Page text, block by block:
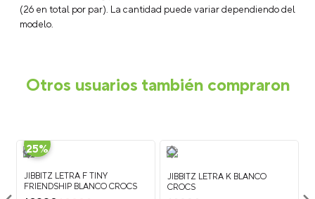
¿Qué son los Jibbitz™?Los Jibbitz™ son charms o accesorios
decorativos que puedes colocar en tus Crocs para
¿Cómo poner los Jibbitz™ en calzado Crocs?Para colocar
¿Cómo quitar los Jibbitz™?
Para retirarlos, empuja
suavemente la base del Jibbitz™ desde el interior del zapato
hacia afuera mientras lo sujetas desde la parte superior.